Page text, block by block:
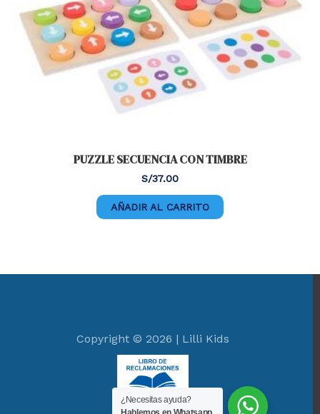
PUZZLE SECUENCIA CON TIMBRE
S/37.00
AÑADIR AL CARRITO
Copyright © 2026 | Lilli Kids
¿Necesitas ayuda?